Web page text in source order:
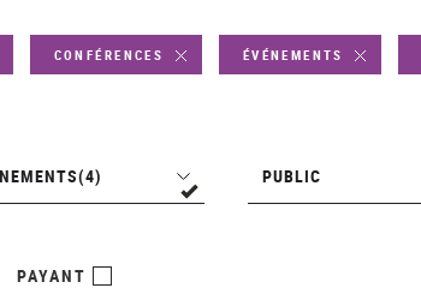
CONFÉRENCES ÉVÉNEMENTS
(4) PUBLIC
PAYANT